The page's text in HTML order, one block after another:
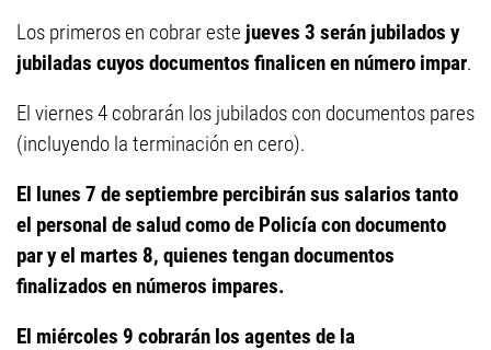
Los primeros en cobrar este jueves 3 serán jubilados y
jubiladas cuyos documentos finalicen en número impar.
El viernes 4 cobrarán los jubilados con documentos pares
(incluyendo la terminación en cero).
El lunes 7 de septiembre percibirán sus salarios tanto
el personal de salud como de Policía con documento
par y el martes 8, quienes tengan documentos
finalizados en números impares.
El miércoles 9 cobrarán los agentes de la